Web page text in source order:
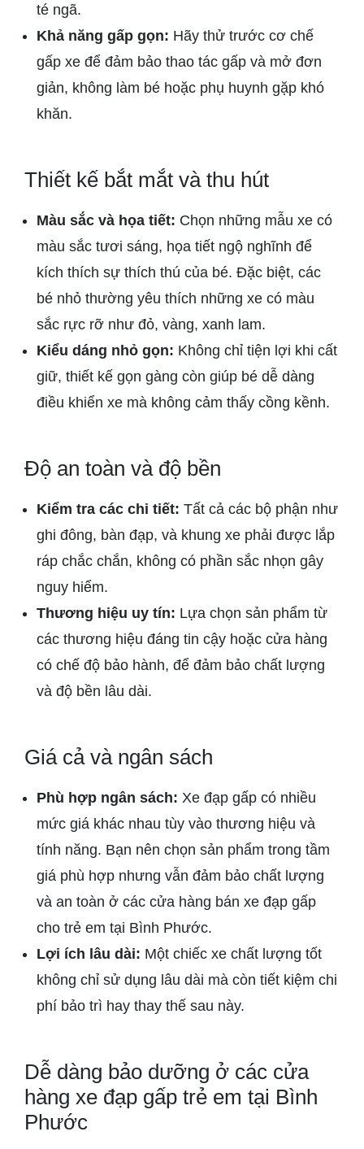
té ngã.
Khả năng gấp gọn: Hãy thử trước cơ chế
gấp xe để đảm bảo thao tác gấp và mở đơn
giản, không làm bé hoặc phụ huynh gặp khó
khăn.
Thiết kế bắt mắt và thu hút
Màu sắc và họa tiết: Chọn những mẫu xe có
màu sắc tươi sáng, họa tiết ngộ nghĩnh để
kích thích sự thích thú của bé. Đặc biệt, các
bé nhỏ thường yêu thích những xe có màu
sắc rực rỡ như đỏ, vàng, xanh lam.
Kiểu dáng nhỏ gọn: Không chỉ tiện lợi khi cất
giữ, thiết kế gọn gàng còn giúp bé dễ dàng
điều khiển xe mà không cảm thấy cồng kềnh.
Độ an toàn và độ bền
Kiểm tra các chi tiết: Tất cả các bộ phận như
ghi đông, bàn đạp, và khung xe phải được lắp
ráp chắc chắn, không có phần sắc nhọn gây
nguy hiểm.
Thương hiệu uy tín: Lựa chọn sản phẩm từ
các thương hiệu đáng tin cậy hoặc cửa hàng
có chế độ bảo hành, để đảm bảo chất lượng
và độ bền lâu dài.
Giá cả và ngân sách
Phù hợp ngân sách: Xe đạp gấp có nhiều
mức giá khác nhau tùy vào thương hiệu và
tính năng. Bạn nên chọn sản phẩm trong tầm
giá phù hợp nhưng vẫn đảm bảo chất lượng
và an toàn ở các cửa hàng bán xe đạp gấp
cho trẻ em tại Bình Phước.
Lợi ích lâu dài: Một chiếc xe chất lượng tốt
không chỉ sử dụng lâu dài mà còn tiết kiệm chi
phí bảo trì hay thay thế sau này.
Dễ dàng bảo dưỡng ở các cửa
hàng xe đạp gấp trẻ em tại Bình
Phước